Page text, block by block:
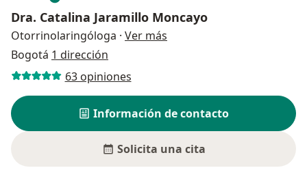
Dra. Catalina Jaramillo Moncayo
Otorrinolaringóloga · Ver más
Bogotá 1 dirección
63 opiniones
Información de contacto
Solicita una cita